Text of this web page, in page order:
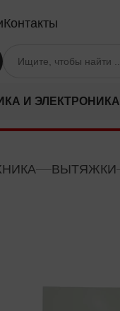
Контакты
И ЭЛЕКТРОНИКА
ВЫТЯЖКИ